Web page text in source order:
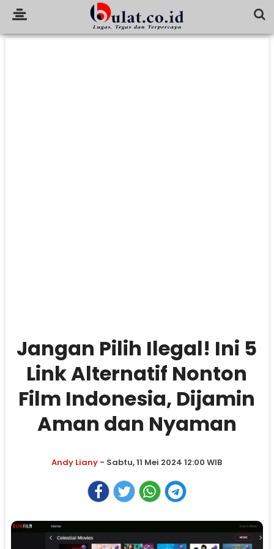
Jangan Pilih Ilegal! Ini 5
Link Alternatif Nonton
Film Indonesia, Dijamin
Aman dan Nyaman
Andy Liany - Sabtu, 11 Mei 2024 12:00 WIB